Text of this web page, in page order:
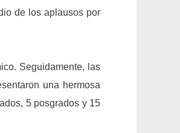
de los aplausos por
Seguidamente, las
una hermosa
5 posgrados y 15